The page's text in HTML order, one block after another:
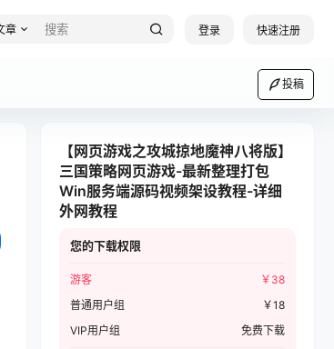
章 登录 快速注册
投稿
【网页游戏之攻城掠地魔神八将版】
三国策略网页游戏-最新整理打包
Win服务端源码视频架设教程-详细
外网教程
您的下载权限
游客 ￥ 38
普通用户组
￥18
VIP用户组
免费下载